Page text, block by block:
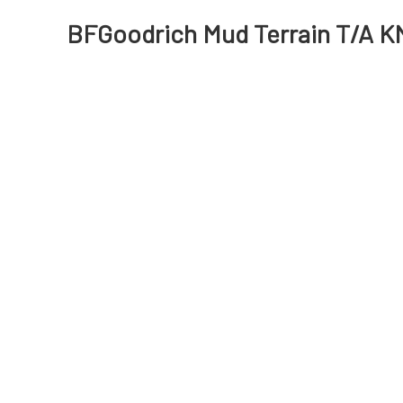
BFGoodrich Mud Terrain T/A